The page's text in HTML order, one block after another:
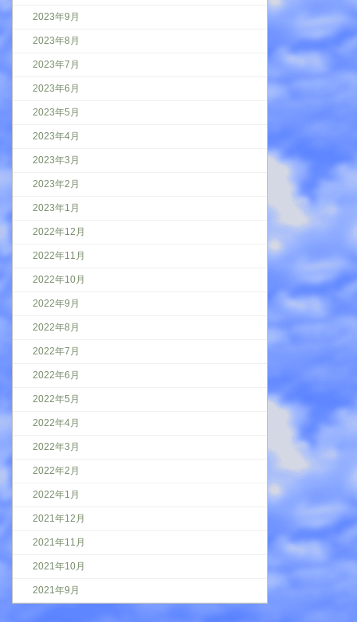
2023年9月
2023年8月
2023年7月
2023年6月
2023年5月
2023年4月
2023年3月
2023年2月
2023年1月
2022年12月
2022年11月
2022年10月
2022年9月
2022年8月
2022年7月
2022年6月
2022年5月
2022年4月
2022年3月
2022年2月
2022年1月
2021年12月
2021年11月
2021年10月
2021年9月